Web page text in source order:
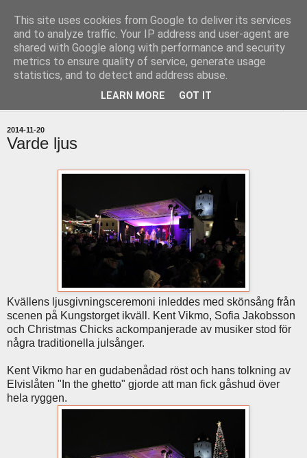
uddevallabloggen.se
med stort och smått från Uddevallas horisont
2014-11-20
Varde ljus
Kvällens ljusgivningsceremoni inleddes med skönsång från
scenen på Kungstorget ikväll. Kent Vikmo, Sofia Jakobsson
och Christmas Chicks ackompanjerade av musiker stod för
några traditionella julsånger.
Kent Vikmo har en gudabenådad röst och hans tolkning av
Elvislåten "In the ghetto" gjorde att man fick gåshud över
hela ryggen.
This site uses cookies from Google to deliver its services
and to analyze traffic. Your IP address and user-agent are
shared with Google along with performance and security
metrics to ensure quality of service, generate usage
statistics, and to detect and address abuse.
LEARN MORE GOT IT